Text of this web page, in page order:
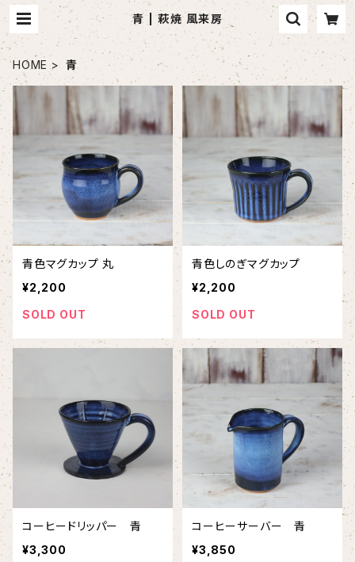
青 | 萩焼 風来房
HOME 青
青色マグカップ 丸
¥2,200
SOLD OUT
青色しのぎマグカップ
¥2,200
SOLD OUT
コーヒードリッパー 青
¥3,300
コーヒーサーバー 青
¥3,850